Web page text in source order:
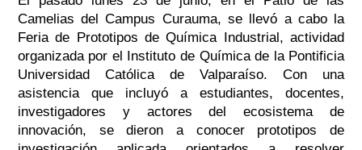
Camelias del Campus Curauma, se llevó a cabo la
Feria de Prototipos de Química Industrial, actividad
organizada por el Instituto de Química de la Pontificia
Universidad Católica de Valparaíso. Con una
asistencia que incluyó a estudiantes, docentes,
investigadores y actores del ecosistema de
innovación, se dieron a conocer prototipos de